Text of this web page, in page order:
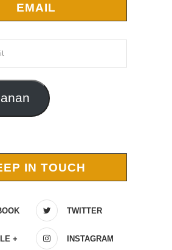
EMAIL
IN TOUCH
TWITTER
+ INSTAGRAM